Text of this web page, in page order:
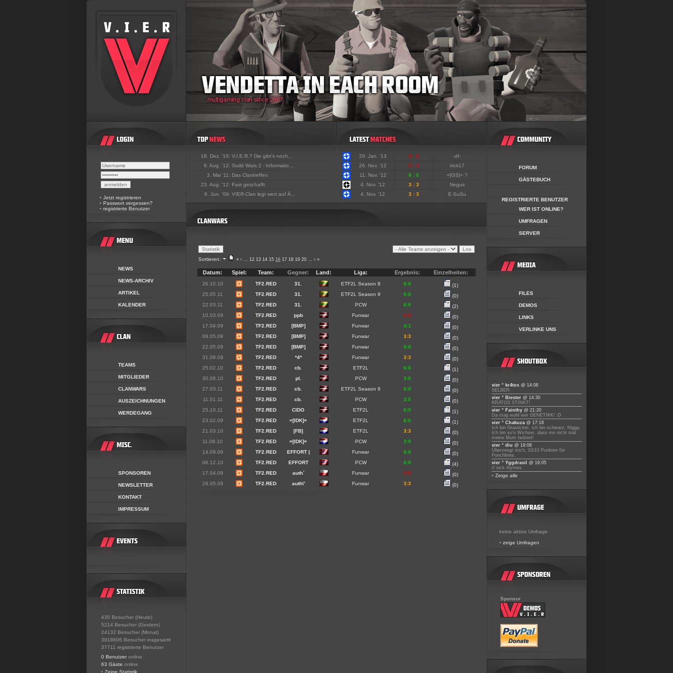
• Jetzt registrieren
• Passwort vergessen?
• registrierte Benutzer
NEWS
NEWS-ARCHIV
ARTIKEL
KALENDER
TEAMS
MITGLIEDER
CLANWARS
AUSZEICHNUNGEN
WERDEGANG
SPONSOREN
NEWSLETTER
KONTAKT
IMPRESSUM
430 Besucher (Heute)
5214 Besucher (Gestern)
24132 Besucher (Monat)
3918606 Besucher insgesamt
37711 registrierte Benutzer
0 Benutzer online
63 Gäste online
• Zeige Statistik
18. Dez. '16: V.I.E.R.? Die gibt's noch...
8. Aug. '12: Guild Wars 2 - Informatio...
3. Mai '11: Das Clantreffen
23. Aug. '12: Fast geschafft
8. Jun. '09: VIER-Clan legt wert auf Ä...
29. Jan. '13 0 : 6
-df-
26. Nov. '12
0 : 3
trick17
11. Nov. '12
6 : 0
=[GS]= ?
4. Nov. '12
3 : 3
Negus
4. Nov. '12
3 : 3 E-SuSu
Sortieren: « ‹ ... 12 13 14 15 16 17 18 19 20 ... › »
Datum: Spiel: Team: Gegner: Land: Liga: Ergebnis: Einzelheiten:
26.10.10 TF2.RED 31. ETF2L Season 8 6:0
(1)
25.05.11
TF2.RED 31. ETF2L Season 9 6:0
(0)
22.03.11
TF2.RED 31. PCW 6:0
(2)
10.03.09
TF2.RED ppb Funwar 0:6
(0)
17.04.09
TF2.RED [BMP] Funwar 4:1
(0)
09.05.09
TF2.RED [BMP] Funwar 3:3
(0)
22.05.09
TF2.RED [BMP] Funwar 6:0
(0)
31.08.09
TF2.RED *4* Funwar 3:3
(0)
25.02.10
TF2.RED cb. ETF2L 6:0
(1)
30.08.10
TF2.RED pl. PCW 3:0
(0)
27.03.11
TF2.RED cb. ETF2L Season 9 6:0
(0)
11.01.11
TF2.RED cb. PCW 3:0
(0)
25.10.11
TF2.RED CIDO ETF2L 6:0
(1)
23.02.09
TF2.RED =[IDK]= ETF2L 6:0
(1)
21.03.10
TF2.RED [FB] ETF2L 3:3
(0)
11.08.10
TF2.RED =[IDK]= PCW 3:0
(0)
14.09.09
TF2.RED EFFORT | Funwar 6:0
(0)
06.12.10
TF2.RED EFFORT PCW 6:0
(4)
17.04.09
TF2.RED auth´ Funwar 0:6
(0)
28.05.09
TF2.RED auth\' Funwar 3:3 (0)
FORUM
GÄSTEBUCH
REGISTRIERTE BENUTZER
WER IST ONLINE?
UMFRAGEN
SERVER
FILES
DEMOS
LINKS
VERLINKE UNS
vier ° kr4tos @ 14:08
SELBER
vier ° Biester @ 14:30
KRATOS STINKT!
vier ° Fainthy @ 21:20
Da mag wohl wer GENETIKK! :D
vier ° Chakuza @ 17:18
Ich bin Grasticker, ich bin schwarz, Nigga
Ich bin so'n Wichser, dass mir nicht mal
meine Mum twittert!
vier ° diu @ 19:08
Überzeugt mich, 10/10 Punkten für
Punchlines.
vier ° Yggdrasil
@ 19:05
// sick rhymes
• Zeige alle
keine aktive Umfrage
• zeige Umfragen
Sponsor